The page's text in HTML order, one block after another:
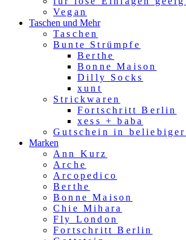
Vegan
Taschen und Mehr
Taschen
Bunte Strümpfe
Berthe
Bonne Maison
Dilly Socks
xunt
Strickwaren
Fortschritt Berlin
xess + baba
Gutschein in beliebiger
Marken
Ann Kurz
Arche
Arcopedico
Berthe
Bonne Maison
Chie Mihara
Fly London
Fortschritt Berlin